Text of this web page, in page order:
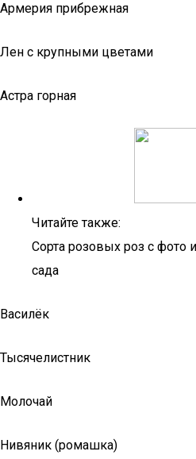
Армерия прибрежная
Лен с крупными цветами
Астра горная
Читайте также:
Сорта розовых роз с фото
сада
Василёк
Тысячелистник
Молочай
Нивяник (ромашка)